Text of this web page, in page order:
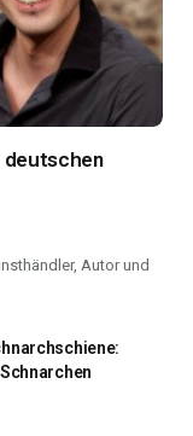
deutschen
Autor und